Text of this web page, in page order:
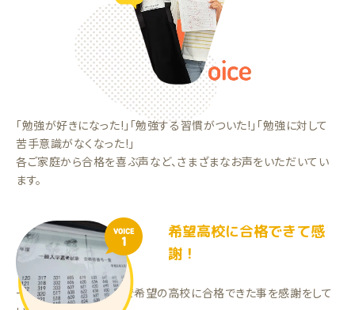
「勉強が好きになった!」「勉強する習慣がついた!」「勉強に対して
苦手意識がなくなった!」
各ご家庭から合格を喜ぶ声など、さまざまなお声をいただいてい
ます。
VOICE
1
希望高校に合格できて感
謝！
一生懸命頑張り、受験で希望の高校に合格できた事を感謝をして